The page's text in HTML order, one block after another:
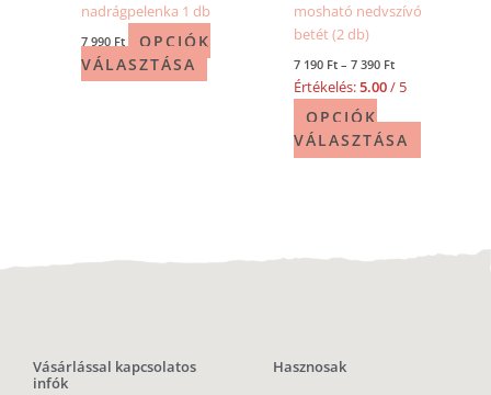
nadrágpelenka 1 db
7 990 Ft
OPCIÓK
VÁLASZTÁSA
mosható nedvszívó
betét (2 db)
7 190 Ft – 7 390 Ft
Értékelés:5.00/ 5
OPCIÓK
VÁLASZTÁSA
Vásárlással kapcsolatos
infók
Hasznosak